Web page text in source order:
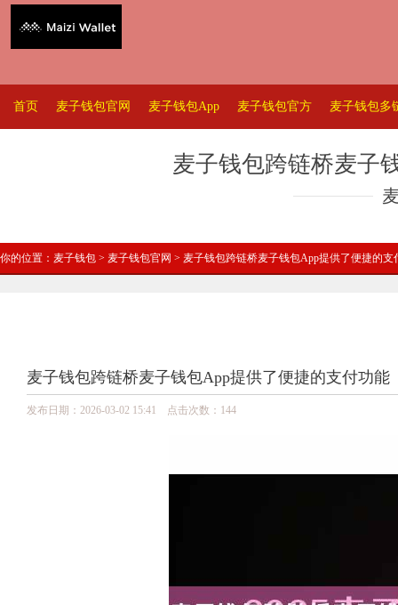
首页 麦子钱包官网 麦子钱包App 麦子钱包官方 麦子钱包多
麦子钱包跨链桥麦子
你的位置： 麦子钱包 > 麦子钱包官网 > 麦子钱包跨链桥麦子钱包App提供了便捷的支
麦子钱包跨链桥麦子钱包App提供了便捷的支付功能
发布日期：2026-03-02 15:41 点击次数：144